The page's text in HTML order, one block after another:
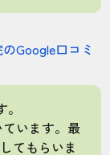
Google口コミ
います。最
てもらいま